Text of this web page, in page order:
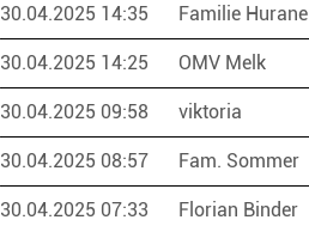
30.04.2025 14:35 Familie Hurane
30.04.2025 14:25 OMV Melk
30.04.2025 09:58 viktoria
30.04.2025 08:57 Fam. Sommer
30.04.2025 07:33 Florian Binder